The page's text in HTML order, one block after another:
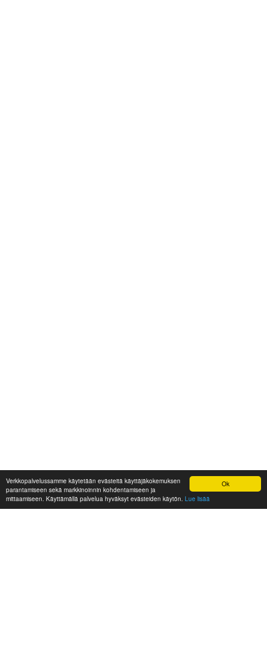
Ok
Verkkopalvelussamme käytetään evästeitä käyttäjäkokemuksen
parantamiseen sekä markkinoinnin kohdentamiseen ja
mittaamiseen. Käyttämällä palvelua hyväksyt evästeiden käytön. Lue lisää